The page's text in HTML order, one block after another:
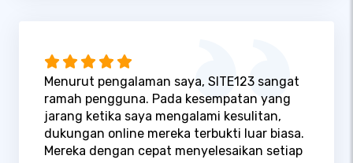
Menurut pengalaman saya, SITE123 sangat
ramah pengguna. Pada kesempatan yang
jarang ketika saya mengalami kesulitan,
dukungan online mereka terbukti luar biasa.
Mereka dengan cepat menyelesaikan setiap